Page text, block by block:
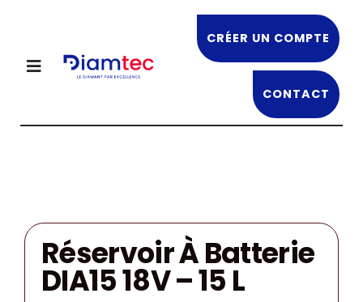
contenu
Toggle
NOS PRODUITS
OFFRES EN COURS
NOS FORMATIONS
CRÉER UN COMPTE
CONTACT
Réservoir À Batterie
DIA15 18V – 15 L